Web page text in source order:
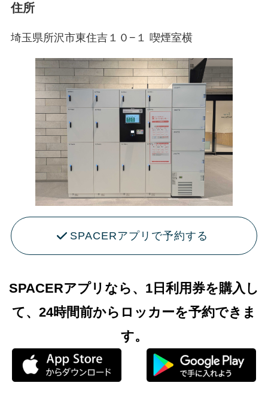
住所
埼玉県所沢市東住吉１０−１ 喫煙室横
SPACERアプリで予約する
SPACERアプリなら、1日利用券を購入し
て、24時間前からロッカーを予約できま
す。